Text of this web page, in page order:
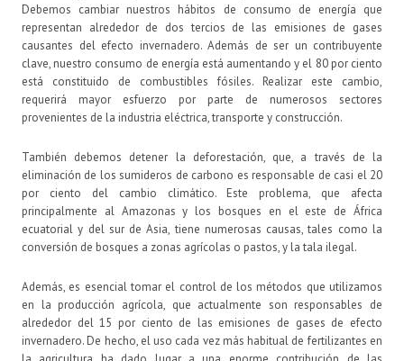
Debemos cambiar nuestros hábitos de consumo de energía que
representan alrededor de dos tercios de las emisiones de gases
causantes del efecto invernadero. Además de ser un contribuyente
clave, nuestro consumo de energía está aumentando y el 80 por ciento
está constituido de combustibles fósiles. Realizar este cambio,
requerirá mayor esfuerzo por parte de numerosos sectores
provenientes de la industria eléctrica, transporte y construcción.
También debemos detener la deforestación, que, a través de la
eliminación de los sumideros de carbono es responsable de casi el 20
por ciento del cambio climático. Este problema, que afecta
principalmente al Amazonas y los bosques en el este de África
ecuatorial y del sur de Asia, tiene numerosas causas, tales como la
conversión de bosques a zonas agrícolas o pastos, y la tala ilegal.
Además, es esencial tomar el control de los métodos que utilizamos
en la producción agrícola, que actualmente son responsables de
alrededor del 15 por ciento de las emisiones de gases de efecto
invernadero. De hecho, el uso cada vez más habitual de fertilizantes en